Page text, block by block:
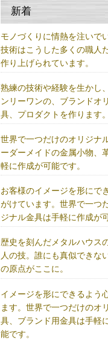
新着
モノづくりに情熱を注いで
技術はこうした多くの職人
作り上げられています。
熟練の技術や経験を生かし
ンリーワンの、ブランドオ
具、プロダクトを作ります。
世界で一つだけのオリジナ
ーダーメイドの金属小物、
軽に作成が可能です。
お客様のイメージを形にで
がけています。世界で一つ
ジナル金具は手軽に作成が
歴史を刻んだメタルハウス
人の技。誰にも真似できな
の原点がここに。
イメージを形にできるよう
ます。世界で一つだけのオ
具、ブランド用金具は手軽
能です。